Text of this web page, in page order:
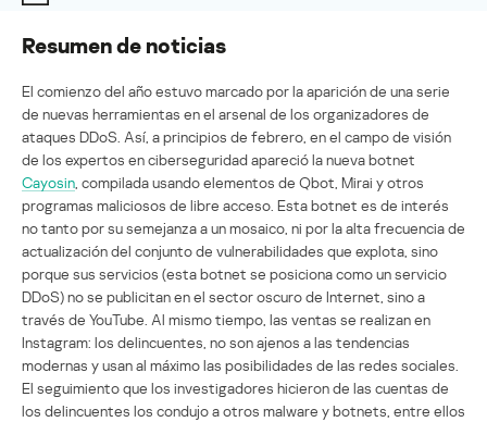
Resumen de noticias
El comienzo del año estuvo marcado por la aparición de una serie
de nuevas herramientas en el arsenal de los organizadores de
ataques DDoS. Así, a principios de febrero, en el campo de visión
de los expertos en ciberseguridad apareció la nueva botnet
Cayosin , compilada usando elementos de Qbot, Mirai y otros
programas maliciosos de libre acceso. Esta botnet es de interés
no tanto por su semejanza a un mosaico, ni por la alta frecuencia de
actualización del conjunto de vulnerabilidades que explota, sino
porque sus servicios (esta botnet se posiciona como un servicio
DDoS) no se publicitan en el sector oscuro de Internet, sino a
través de YouTube. Al mismo tiempo, las ventas se realizan en
Instagram: los delincuentes, no son ajenos a las tendencias
modernas y usan al máximo las posibilidades de las redes sociales.
El seguimiento que los investigadores hicieron de las cuentas de
los delincuentes los condujo a otros malware y botnets, entre ellos